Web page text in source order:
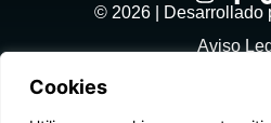
Cookies
© 2026 | Desarrollado
Aviso